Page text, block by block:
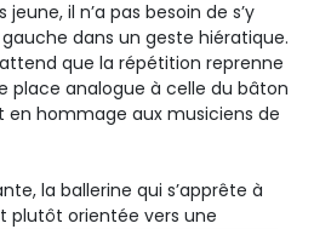
il n’a pas besoin de s’y
dans un geste hiératique.
que la répétition reprenne
place analogue à celle du bâton
en hommage aux musiciens de
la ballerine qui s’apprête à
plutôt orientée vers une